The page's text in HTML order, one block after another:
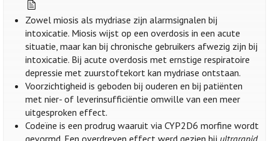
Zowel miosis als mydriase zijn alarmsignalen bij
intoxicatie. Miosis wijst op een overdosis in een acute
situatie, maar kan bij chronische gebruikers afwezig zijn bij
intoxicatie. Bij acute overdosis met ernstige respiratoire
depressie met zuurstoftekort kan mydriase ontstaan.
Voorzichtigheid is geboden bij ouderen en bij patiënten
met nier- of leverinsufficiëntie omwille van een meer
uitgesproken effect.
Codeïne is een prodrug waaruit via CYP2D6 morfine wordt
gevormd. Een overdreven effect werd gezien bij ultrarapid